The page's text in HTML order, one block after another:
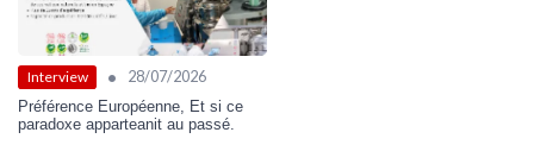
Interview • 28/07/2026
Préférence Européenne, Et si ce
paradoxe apparteanit au passé.